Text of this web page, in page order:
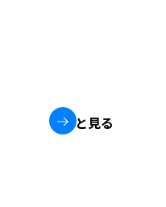
もっと見る
もっと見る